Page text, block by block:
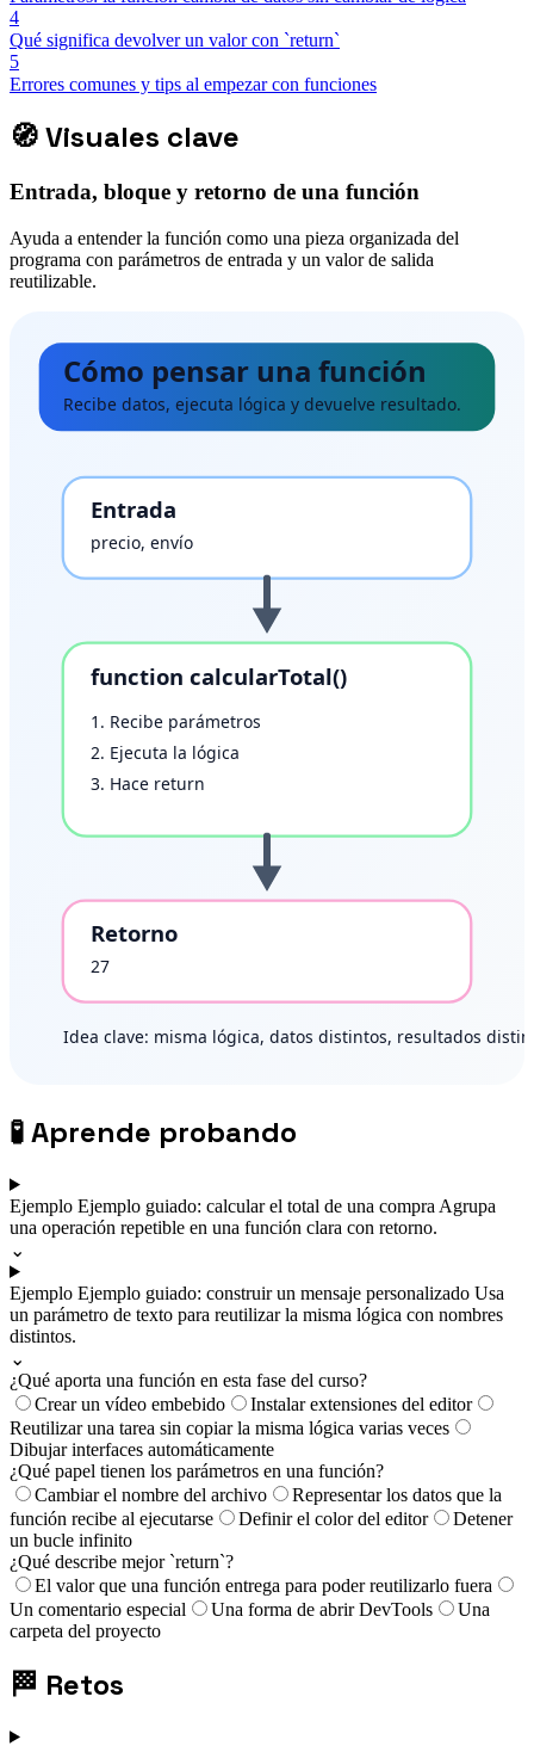
4
Qué significa devolver un valor con `return`
5
Errores comunes y tips al empezar con funciones
🧭Visuales clave
Entrada, bloque y retorno de una función
Ayuda a entender la función como una pieza organizada del
programa con parámetros de entrada y un valor de salida
reutilizable.
🧪Aprende probando
Ejemplo Ejemplo guiado: calcular el total de una compra Agrupa
una operación repetible en una función clara con retorno.
⌄
Ejemplo Ejemplo guiado: construir un mensaje personalizado Usa
un parámetro de texto para reutilizar la misma lógica con nombres
distintos.
⌄
¿Qué aporta una función en esta fase del curso?
Crear un vídeo embebido
Instalar extensiones del editor
Reutilizar una tarea sin copiar la misma lógica varias veces
Dibujar interfaces automáticamente
¿Qué papel tienen los parámetros en una función?
Cambiar el nombre del archivo
Representar los datos que la
función recibe al ejecutarse
Definir el color del editor
Detener
un bucle infinito
¿Qué describe mejor `return`?
El valor que una función entrega para poder reutilizarlo fuera
Un comentario especial
Una forma de abrir DevTools
Una
carpeta del proyecto
🏁 Retos